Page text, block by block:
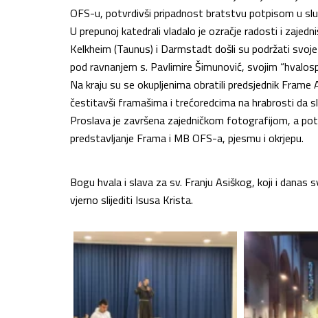
OFS-u, potvrdivši pripadnost bratstvu potpisom u
U prepunoj katedrali vladalo je ozračje radosti i
Kelkheim (Taunus) i Darmstadt došli su podržati
pod ravnanjem s. Pavlimire Šimunović, svojim
Na kraju su se okupljenima obratili predsjednik
čestitavši framašima i trećoredcima na hrabrosti da
Proslava je završena zajedničkom fotografijom, a
predstavljanje Frama i MB OFS-a, pjesmu i okrjepu.
Bogu hvala i slava za sv. Franju Asiškog, koji i
vjerno slijediti Isusa Krista.